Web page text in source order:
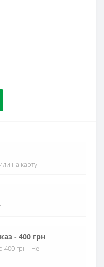
на карту
- 400 грн
400 грн . Не